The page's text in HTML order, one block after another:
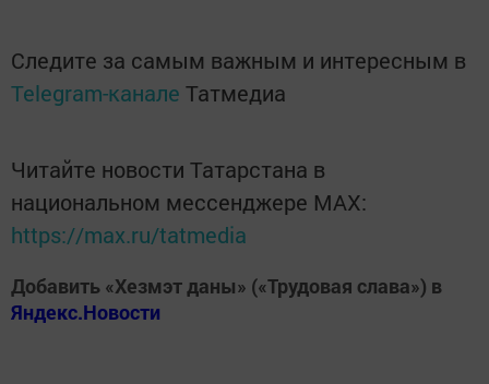
Следите за самым важным и интересным в
Telegram-канале Татмедиа
Читайте новости Татарстана в
национальном мессенджере MАХ:
https://max.ru/tatmedia
Добавить «Хезмэт даны» («Трудовая слава») в
Яндекс.Новости